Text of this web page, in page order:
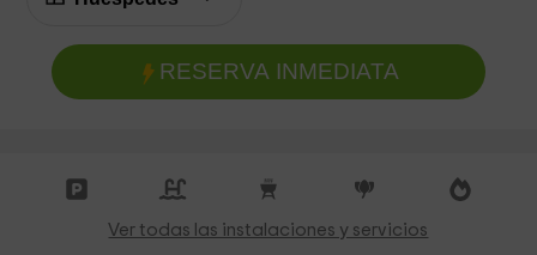
RESERVA INMEDIATA
Ver todas las instalaciones y servicios